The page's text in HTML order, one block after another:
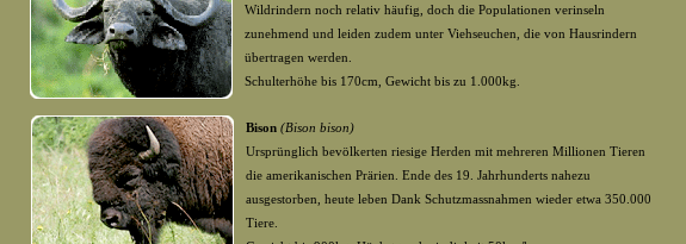
Wildrindern noch relativ häufig, doch die Populationen verinseln
zunehmend und leiden zudem unter Viehseuchen, die von Hausrindern
übertragen werden.
Schulterhöhe bis 170cm, Gewicht bis zu 1.000kg.
Bison (Bison bison)
Ursprünglich bevölkerten riesige Herden mit mehreren Millionen Tieren
die amerikanischen Prärien. Ende des 19. Jahrhunderts nahezu
ausgestorben, heute leben Dank Schutzmassnahmen wieder etwa 350.000
Tiere.